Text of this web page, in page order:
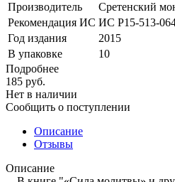
Производитель
Сретенский
Рекомендация ИС ИС Р15-513-
Год издания
2015
В упаковке
10
Подробнее
185 руб.
Нет в наличии
Сообщить о поступлении
Описание
Отзывы
Описание